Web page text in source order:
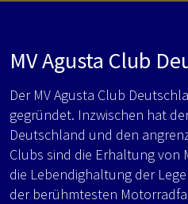
MV Agusta Club
Der MV Agusta Club
gegründet. Inzwischen hat
Deutschland und den
Clubs sind die Erhaltung von
die Lebendighaltung der
der berühmtesten